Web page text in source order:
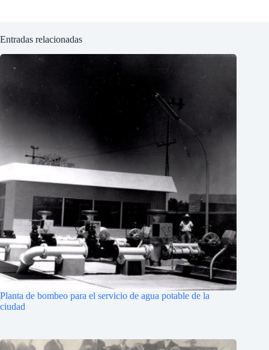
Entradas relacionadas
Planta de bombeo para el servicio de agua potable de la
ciudad